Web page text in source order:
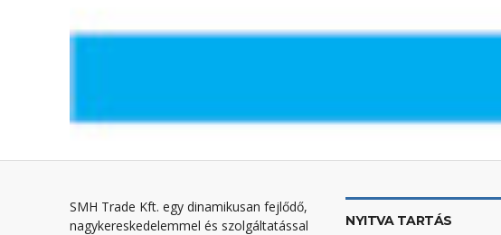
SMH Trade Kft. egy dinamikusan fejlődő,
nagykereskedelemmel és szolgáltatással
NYITVA TARTÁS